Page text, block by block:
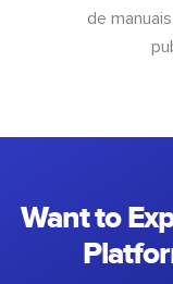
de
Want to